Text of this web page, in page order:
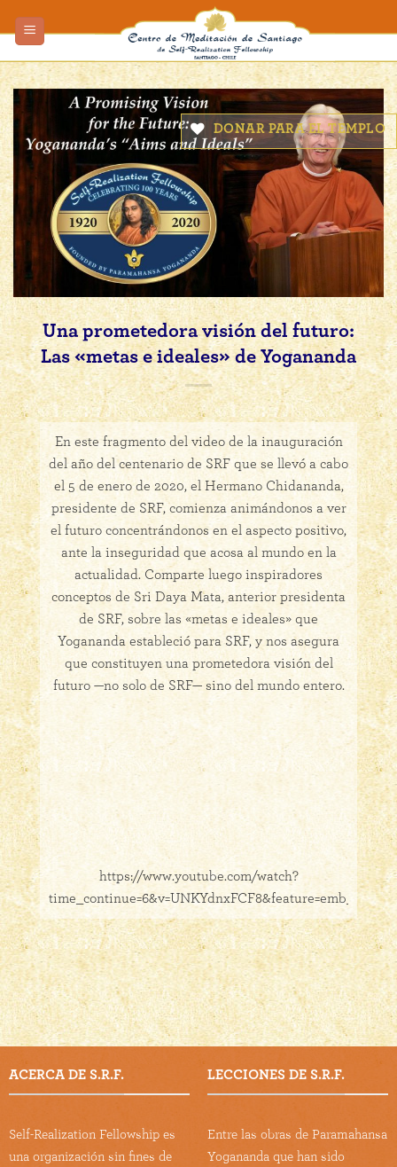
to
Una prometedora visión del futuro:
Las «metas e ideales» de Yogananda
En este fragmento del video de la inauguración
del año del centenario de SRF que se llevó a cabo
el 5 de enero de 2020, el Hermano Chidananda,
presidente de SRF, comienza animándonos a ver
el futuro concentrándonos en el aspecto positivo,
ante la inseguridad que acosa al mundo en la
actualidad. Comparte luego inspiradores
conceptos de Sri Daya Mata, anterior presidenta
de SRF, sobre las «metas e ideales» que
Yogananda estableció para SRF, y nos asegura
que constituyen una prometedora visión del
futuro —no solo de SRF— sino del mundo entero.
https://www.youtube.com/watch?
time_continue=6&v=UNKYdnxFCF8&feature=emb_logo
ACERCA DE S.R.F.
Self-Realization Fellowship es
una organización sin fines de
LECCIONES DE S.R.F.
Entre las obras de Paramahansa
Yogananda que han sido
DONAR PARA EL TEMPLO